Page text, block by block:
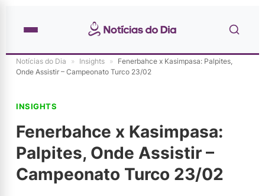
Notícias do Dia » Insights » Fenerbahce x Kasimpasa: Palpites,
Onde Assistir – Campeonato Turco 23/02
INSIGHTS
Fenerbahce x Kasimpasa:
Palpites, Onde Assistir –
Campeonato Turco 23/02